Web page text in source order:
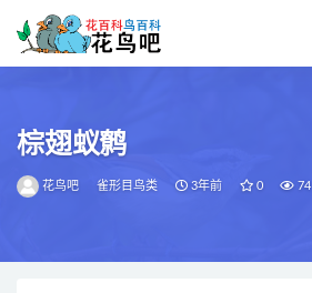
棕翅蚁鹩
花鸟吧 雀形目鸟类 3年前 0 74